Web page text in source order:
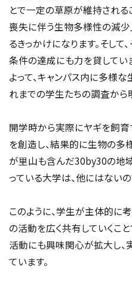
とで一定の草原が維持される
喪失に伴う生物多様性の減少
るきっかけになります。そし
条件の達成にも力を貸してい
よって、キャンパス内に多様
れまでの学生たちの調査から
開学時から実際にヤギを飼育
を創造し、結果的に生物の多
が里山も含んだ30by30の地
っている大学は、他にはないの
このように、学生が主体的に
の活動を広く共有していくこ
活動にも興味関心が拡大し、
ています。